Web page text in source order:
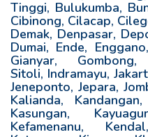
Tinggi, Bulukumba,
Cibinong, Cilacap,
Demak, Denpasar,
Dumai, Ende,
Gianyar, Gombong,
Sitoli, Indramayu,
Jeneponto, Jepara,
Kalianda,
Kasungan,
Kefamenanu,